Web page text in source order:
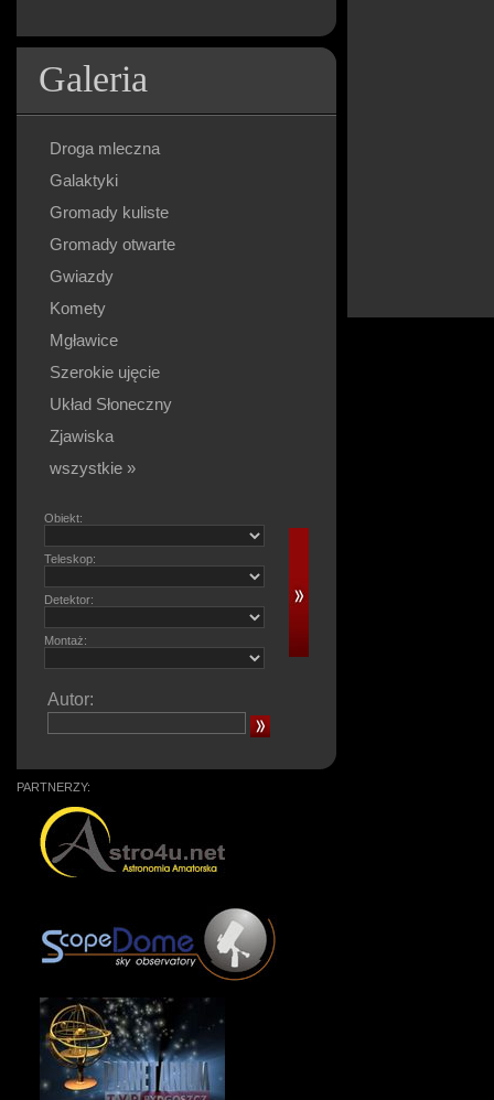
Galeria
Droga mleczna
Galaktyki
Gromady kuliste
Gromady otwarte
Gwiazdy
Komety
Mgławice
Szerokie ujęcie
Układ Słoneczny
Zjawiska
wszystkie »
Obiekt:
Teleskop:
Detektor:
Montaż:
Autor:
PARTNERZY: